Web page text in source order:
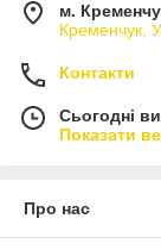
м.
Кременчук,
Контакти
Сьогодні
Показати
Про нас